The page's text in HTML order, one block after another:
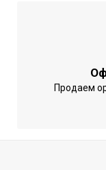
Продаем